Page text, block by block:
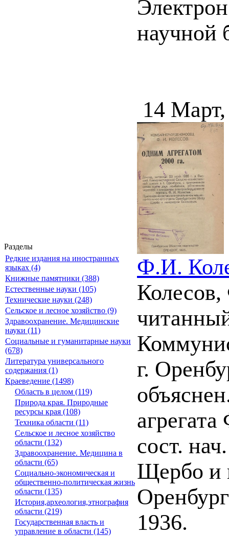
Разделы
Редкие издания на иностранных
языках (4)
Книжные памятники (388)
Естественные науки (105)
Технические науки (248)
Сельское и лесное хозяйство (9)
Здравоохранение. Медицинские
науки (11)
Социальные и гуманитарные науки
(678)
Литература универсального
содержания (1)
Краеведение (1498)
Область в целом (119)
Природа края. Природные
ресурсы края (108)
Техника области (11)
Сельское и лесное хозяйство
области (132)
Здравоохранение. Медицина в
области (65)
Социально-экономическая и
общественно-политическая жизнь
области (135)
История,археология,этнография
области (219)
Государственная власть и
управление в области (145)
научной
14
Ф.И.
г.
сост.
Щербо и
1936.